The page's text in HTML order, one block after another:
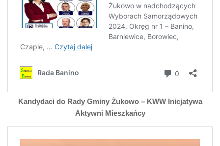
Kandydaci do Rady Gminy Żukowo – KWW Inicjatywa
Aktywni Mieszkańcy